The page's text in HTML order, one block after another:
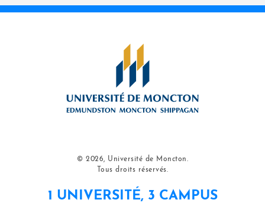
© 2026, Université de Moncton.
Tous droits réservés.
1 UNIVERSITÉ, 3 CAMPUS